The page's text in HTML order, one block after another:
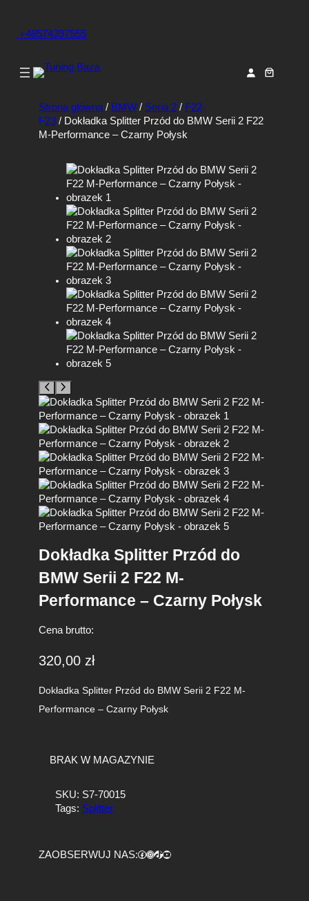
+48574397555
Strona główna / BMW / Seria 2 / F22-
F23 / Dokładka Splitter Przód do BMW Serii 2 F22
M-Performance – Czarny Połysk
Dokładka Splitter Przód do
BMW Serii 2 F22 M-
Performance – Czarny Połysk
Cena brutto:
320,00 zł
Dokładka Splitter Przód do BMW Serii 2 F22 M-
Performance – Czarny Połysk
BRAK W MAGAZYNIE
SKU: S7-70015
Tags: Splitter
ZAOBSERWUJ NAS:Facebook https://www.instagram.com/tuningbaza.pl https://www.tiktok.com/@tuningbaza.pl YouTube